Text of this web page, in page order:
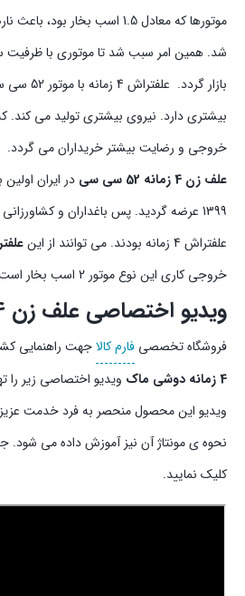
موتورها که معادل 1.5 اسب بخار
شد. همین امر سبب شد تا موتوری با ظرفیت
بازار
بیشتری دارد. نیروی بیشتری تولید می
خروجی و رضایت بیشتر خریداران می گردد.
علف زن 4 زمانه
52 سی سی
در ایران
1399 عرضه گردید. پس باغداران و
علفتراش 4 زمانه بودند. می توانند از این
خروجی کاری این نوع موتور 2 اسب بخار است.
ویدیو اختصاصی علف زن 4 زمانه ماک
فروشگاه تخصصی فارم کالاجهت راهنمایی
4 زمانه دوشی ماک
ویدیو اختصاصی زیر را
ویدیو این محصول منحصر به فرد خدمت
نحوه ی مونتاژ آن نیز آموزش داده می
کلیک نمایید.